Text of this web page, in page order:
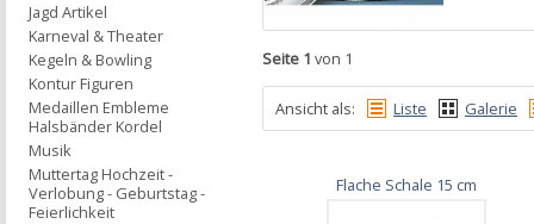
Seite 1 von 1
Ansicht als: Liste Galerie
Flache Schale 15 cm
Jagd Artikel
Karneval & Theater
Kegeln & Bowling
Kontur Figuren
Medaillen Embleme
Halsbänder Kordel
Musik
Muttertag Hochzeit -
Verlobung - Geburtstag -
Feierlichkeit